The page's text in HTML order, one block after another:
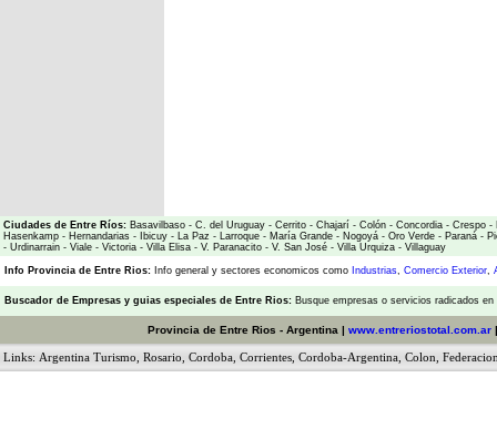
Ciudades de Entre Ríos: Basavilbaso - C. del Uruguay - Cerrito - Chajarí - Colón - Concordia - Crespo -
Hasenkamp - Hernandarias - Ibicuy - La Paz - Larroque - María Grande - Nogoyá - Oro Verde - Paraná -
- Urdinarrain - Viale - Victoria - Villa Elisa - V. Paranacito - V. San José - Villa Urquiza - Villaguay
Info Provincia de Entre Rios: Info general y sectores economicos como Industrias, Comercio Exterior,
Buscador de Empresas y guias especiales de Entre Rios: Busque empresas o servicios radicados
Provincia de Entre Rios - Argentina | www.entreriostotal.com.ar
Links: Argentina Turismo Rosario Cordoba Corrientes Cordoba-Argentina Colon